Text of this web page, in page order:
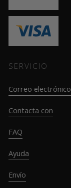
SERVICIO
Correo electrónico
Contacta con
FAQ
Ayuda
Envío